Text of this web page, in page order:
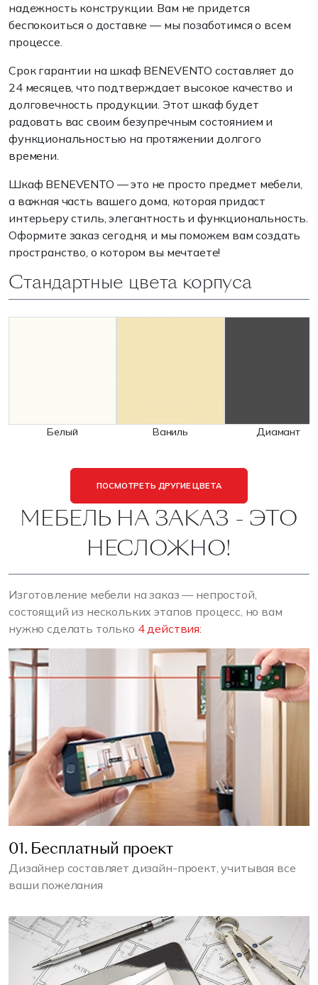
надежность конструкции. Вам не придется
беспокоиться о доставке — мы позаботимся о всем
процессе.
Срок гарантии на шкаф BENEVENTO составляет до
24 месяцев, что подтверждает высокое качество и
долговечность продукции. Этот шкаф будет
радовать вас своим безупречным состоянием и
функциональностью на протяжении долгого
времени.
Шкаф BENEVENTO — это не просто предмет мебели,
а важная часть вашего дома, которая придаст
интерьеру стиль, элегантность и функциональность.
Оформите заказ сегодня, и мы поможем вам создать
пространство, о котором вы мечтаете!
Стандартные цвета корпуса
Белый Ваниль Диамант
ПОСМОТРЕТЬ ДРУГИЕ ЦВЕТА
МЕБЕЛЬ НА ЗАКАЗ - ЭТО
НЕСЛОЖНО!
Изготовление мебели на заказ — непростой,
состоящий из нескольких этапов процесс, но вам
нужно сделать только 4 действия:
01. Бесплатный проект
Дизайнер составляет дизайн-проект, учитывая все
ваши пожелания